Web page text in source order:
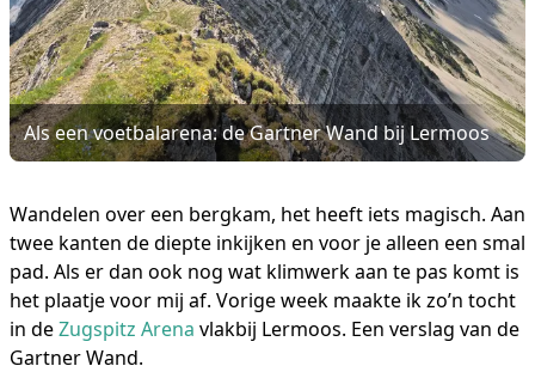
Als een voetbalarena: de Gartner Wand bij Lermoos
Wandelen over een bergkam, het heeft iets magisch. Aan
twee kanten de diepte inkijken en voor je alleen een smal
pad. Als er dan ook nog wat klimwerk aan te pas komt is
het plaatje voor mij af. Vorige week maakte ik zo’n tocht
in deZugspitz Arena vlakbij Lermoos. Een verslag van de
Gartner Wand.